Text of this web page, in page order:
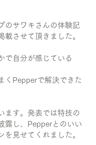
のサワキさんの体験記
載させて頂きました。
で自分が感じている
くPepperで解決できた
ます。発表では特技の
露し、Pepperとのいい
を見せてくれました。